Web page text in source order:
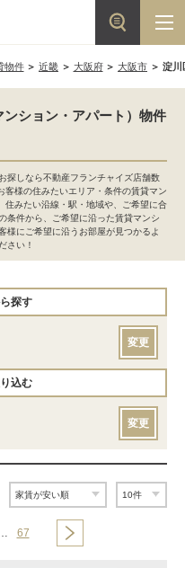
物件 近畿 大阪府 大阪市 淀川
ション・アパート）物件
探しなら不動産フランチャイズ店舗数
様の住みたいエリア・条件の賃貸マン
住みたい沿線・駅・地域や、ご希望に合
条件から、ご希望に沿った賃貸マンシ
様にご希望に沿うお部屋が見つかるよ
さい！
探す
変更
込む
変更
67